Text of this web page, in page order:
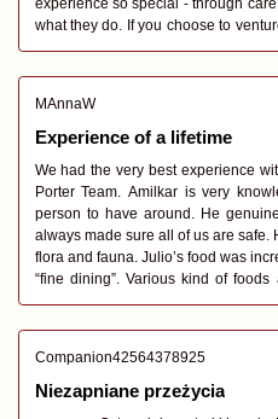
what they do. If you choose to
MAnnaW
Experience of a lifetime
We had the very best experience
Porter Team. Amilkar is very
person to have around. He
always made sure all of us are
flora and fauna. Julio’s food was
“fine dining”. Various kind of
wonderful people and we are
our hearts. Thank you
Companion42564378925
Niezapniane przeżycia